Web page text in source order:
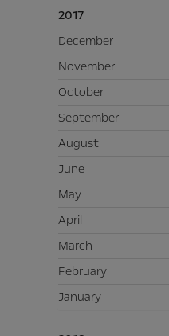
2017
December
November
October
September
August
June
May
April
March
February
January